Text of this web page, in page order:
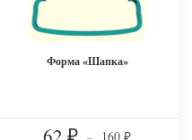
Форма «Шапка»
₽ – 160 ₽